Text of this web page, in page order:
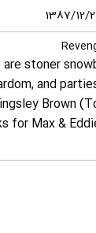
are stoner
and
Brown
for Max &